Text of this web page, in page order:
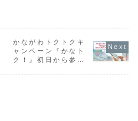
と
い
ています。健康と
以上作り続けてい
ます。
います。健
上作り続け
す。
かながわトクトクキ
ャンペーン『かなト
ク！』初日から参加